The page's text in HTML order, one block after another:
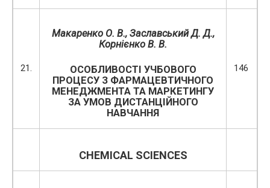
21.
Макаренко О. В., Заславський Д. Д.,
Корнієнко В. В.
ОСОБЛИВОСТІ УЧБОВОГО
ПРОЦЕСУ З ФАРМАЦЕВТИЧНОГО
МЕНЕДЖМЕНТА ТА МАРКЕТИНГУ
ЗА УМОВ ДИСТАНЦІЙНОГО
НАВЧАННЯ
146
CHEMICAL SCIENCES